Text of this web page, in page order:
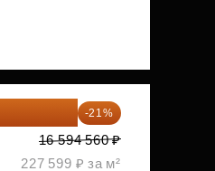
-21%
16 594 560 ₽
227 599 ₽ за м²